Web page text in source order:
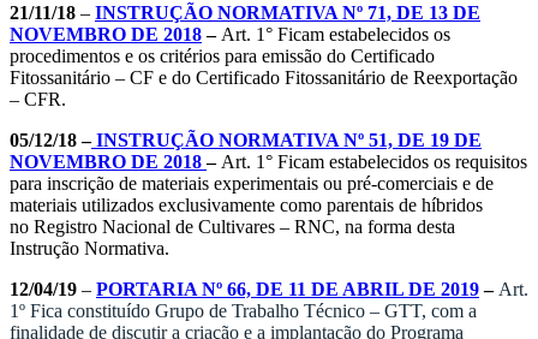
21/11/18 – INSTRUÇÃO NORMATIVA Nº 71, DE 13 DE
NOVEMBRO DE 2018– Art. 1° Ficam estabelecidos os
procedimentos e os critérios para emissão do Certificado
Fitossanitário – CF e do Certificado Fitossanitário de Reexportação
– CFR.
05/12/18 –INSTRUÇÃO NORMATIVA Nº 51, DE 19 DE
NOVEMBRO DE 2018– Art. 1° Ficam estabelecidos os requisitos
para inscrição de materiais experimentais ou pré-comerciais e de
materiais utilizados exclusivamente como parentais de híbridos
no Registro Nacional de Cultivares – RNC, na forma desta
Instrução Normativa.
12/04/19 – PORTARIA Nº 66, DE 11 DE ABRIL DE 2019– Art.
1º Fica constituído Grupo de Trabalho Técnico – GTT, com a
finalidade de discutir a criação e a implantação do Programa